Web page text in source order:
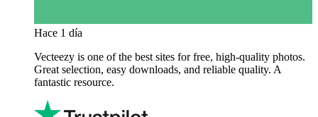
Hace 1 día
Vecteezy is one of the best sites for free, high‑quality photos.
Great selection, easy downloads, and reliable quality. A
fantastic resource.